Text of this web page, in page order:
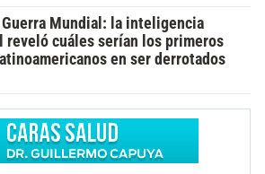
Mundial: la inteligencia
cuáles serían los primeros
en ser derrotados